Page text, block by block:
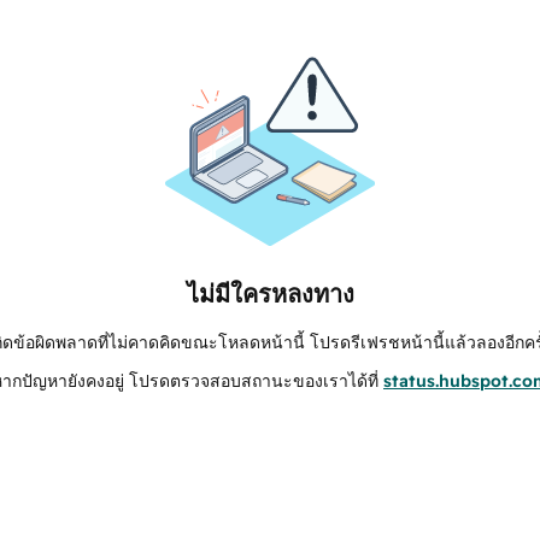
ไม่มีใครหลงทาง
ดข้อผิดพลาดที่ไม่คาดคิดขณะโหลดหน้านี้ โปรดรีเฟรชหน้านี้แล้วลองอีกค
กปัญหายังคงอยู่ โปรดตรวจสอบสถานะของเราได้ที่